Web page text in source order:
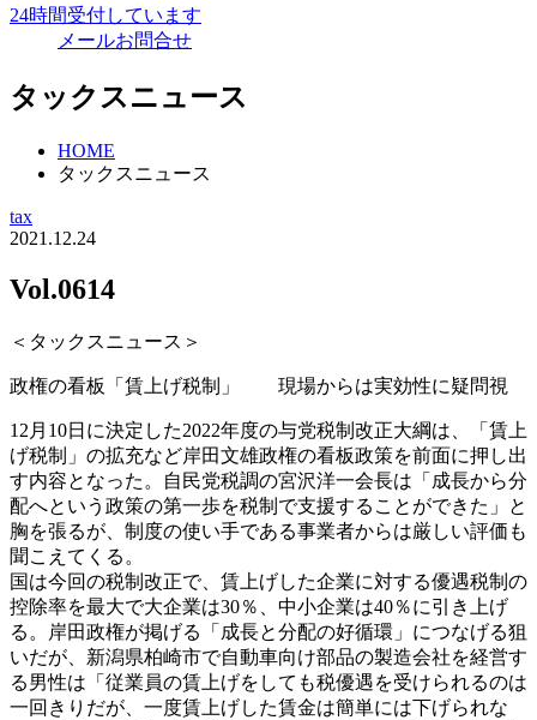
24時間受付しています
メールお問合せ
タックスニュース
HOME
タックスニュース
tax
2021.12.24
Vol.0614
＜タックスニュース＞
政権の看板「賃上げ税制」 現場からは実効性に疑問視
12月10日に決定した2022年度の与党税制改正大綱は、「賃上
げ税制」の拡充など岸田文雄政権の看板政策を前面に押し出
す内容となった。自民党税調の宮沢洋一会長は「成長から分
配へという政策の第一歩を税制で支援することができた」と
胸を張るが、制度の使い手である事業者からは厳しい評価も
聞こえてくる。
国は今回の税制改正で、賃上げした企業に対する優遇税制の
控除率を最大で大企業は30％、中小企業は40％に引き上げ
る。岸田政権が掲げる「成長と分配の好循環」につなげる狙
いだが、新潟県柏崎市で自動車向け部品の製造会社を経営す
る男性は「従業員の賃上げをしても税優遇を受けられるのは
一回きりだが、一度賃上げした賃金は簡単には下げられな